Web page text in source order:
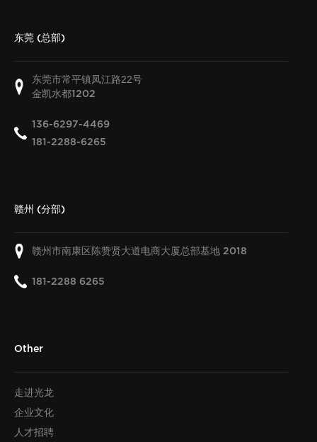
东莞 (总部)
东莞市常平镇凤江路22号
金凯水都1202
136-6297-4469
181-2288-6265
赣州 (分部)
赣州市南康区陈赞贤大道电商大厦总部基地 2018
181-2288 6265
Other
走进光龙
企业文化
人才招聘